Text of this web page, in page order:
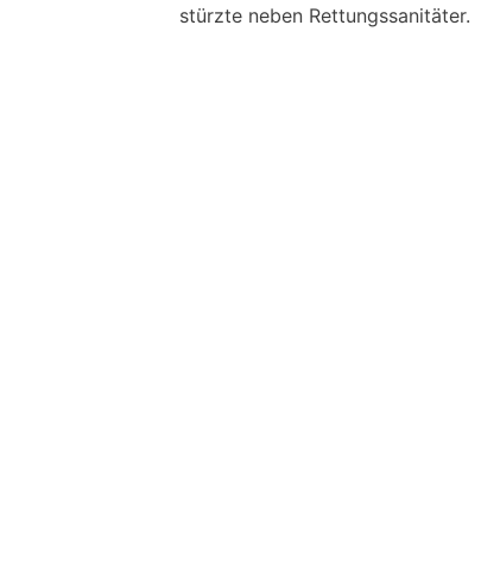
stürzte neben Rettungssanitäter.